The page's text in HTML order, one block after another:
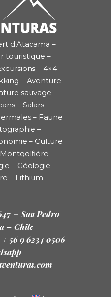
d’Atacama –
touristique –
– 4×4 –
– Aventure
sauvage –
– Salars –
– Faune
–
– Culture
–
– Géologie –
– Lithium
– San Pedro
– Chile
+ 56 9 6234 0506